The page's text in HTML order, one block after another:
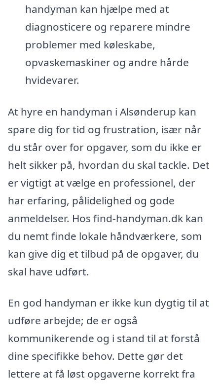
handyman kan hjælpe med at
diagnosticere og reparere mindre
problemer med køleskabe,
opvaskemaskiner og andre hårde
hvidevarer.
At hyre en handyman i Alsønderup kan
spare dig for tid og frustration, især når
du står over for opgaver, som du ikke er
helt sikker på, hvordan du skal tackle. Det
er vigtigt at vælge en professionel, der
har erfaring, pålidelighed og gode
anmeldelser. Hos find-handyman.dk kan
du nemt finde lokale håndværkere, som
kan give dig et tilbud på de opgaver, du
skal have udført.
En god handyman er ikke kun dygtig til at
udføre arbejde; de er også
kommunikerende og i stand til at forstå
dine specifikke behov. Dette gør det
lettere at få løst opgaverne korrekt fra